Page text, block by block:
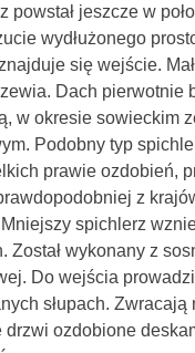
powstał jeszcze w
wydłużonego
się wejście.
Dach pierwotnie
w okresie sowieckim
Podobny typ
prawie ozdobień,
z
spichlerz
Został wykonany z
Do wejścia
słupach. Zwracają
ozdobione